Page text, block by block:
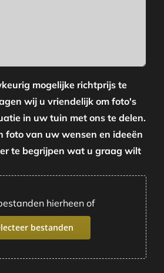
mogelijke richtprijs te
wij u vriendelijk om foto's
in uw tuin met ons te delen.
foto van uw wensen en ideeën
te begrijpen wat u graag wilt
hierheen of
bestanden